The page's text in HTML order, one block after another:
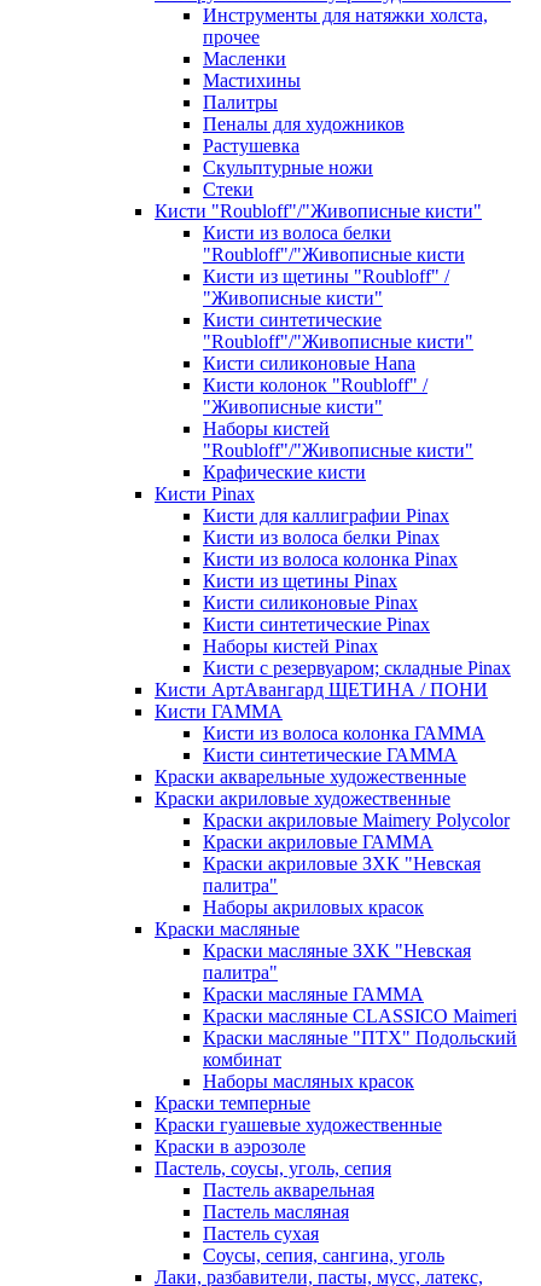
Инструменты для натяжки холста,
прочее
Масленки
Мастихины
Палитры
Пеналы для художников
Растушевка
Скульптурные ножи
Стеки
Кисти "Roubloff"/"Живописные кисти"
Кисти из волоса белки
"Roubloff"/"Живописные кисти
Кисти из щетины "Roubloff" /
"Живописные кисти"
Кисти синтетические
"Roubloff"/"Живописные кисти"
Кисти силиконовые Hana
Кисти колонок "Roubloff" /
"Живописные кисти"
Наборы кистей
"Roubloff"/"Живописные кисти"
Крафические кисти
Кисти Pinax
Кисти для каллиграфии Pinax
Кисти из волоса белки Pinax
Кисти из волоса колонка Pinax
Кисти из щетины Pinax
Кисти силиконовые Pinax
Кисти синтетические Pinax
Наборы кистей Pinax
Кисти с резервуаром; складные Pinax
Кисти АртАвангард ЩЕТИНА / ПОНИ
Кисти ГАММА
Кисти из волоса колонка ГАММА
Кисти синтетические ГАММА
Краски акварельные художественные
Краски акриловые художественные
Краски акриловые Maimery Polycolor
Краски акриловые ГАММА
Краски акриловые ЗХК "Невская
палитра"
Наборы акриловых красок
Краски масляные
Краски масляные ЗХК "Невская
палитра"
Краски масляные ГАММА
Краски масляные CLASSICO Maimeri
Краски масляные "ПТХ" Подольский
комбинат
Наборы масляных красок
Краски темперные
Краски гуашевые художественные
Краски в аэрозоле
Пастель, соусы, уголь, сепия
Пастель акварельная
Пастель масляная
Пастель сухая
Соусы, сепия, сангина, уголь
Лаки, разбавители, пасты, мусс, латекс,